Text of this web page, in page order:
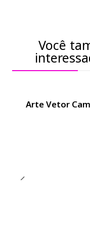
Você
Arte Vetor